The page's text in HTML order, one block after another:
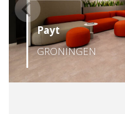
Payt
GRONINGEN